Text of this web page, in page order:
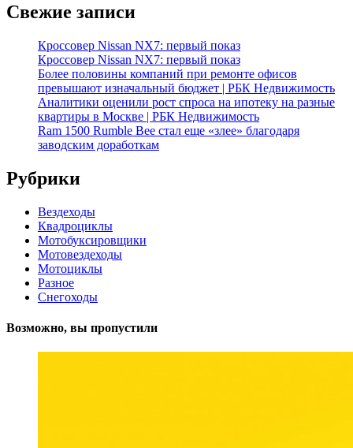
Свежие записи
Кроссовер Nissan NX7: первый показ
Кроссовер Nissan NX7: первый показ
Более половины компаний при ремонте офисов
превышают изначальный бюджет | РБК Недвижимость
Аналитики оценили рост спроса на ипотеку на разные
квартиры в Москве | РБК Недвижимость
Ram 1500 Rumble Bee стал еще «злее» благодаря
заводским доработкам
Рубрики
Вездеходы
Квадроциклы
Мотобуксировщики
Мотовездеходы
Мотоциклы
Разное
Снегоходы
Возможно, вы пропустили